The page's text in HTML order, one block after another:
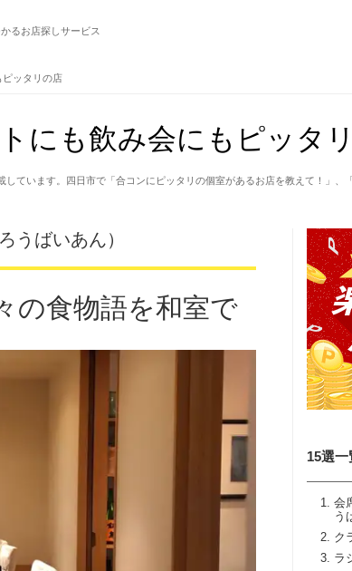
るお店探しサービス
ピッタリの店
にも飲み会にもピッタ
ています。四日市で「合コンにピッタリの個室があるお店を教えて！」、
15選一
会
う
ク
ラ
うばいあん）
の食物語を和室で